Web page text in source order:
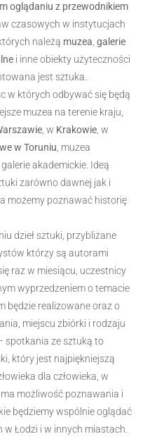
oglądaniu z przewodnikiem
czasowych w instytucjach
należą muzea galerie
i inne obiekty użyteczności
jest sztuka.
w których odbywać się będą
muzea na terenie kraju,
, w Krakowie , w
w Toruniu , muzea
akademickie. Ideą
zarówno dawnej jak i
możemy poznawać historię
dzieł sztuki, przybliżane
którzy są autorami
raz w miesiącu, uczestnicy
wyprzedzeniem o temacie
będzie realizowane oraz o
miejscu zbiórki i rodzaju
spotkania ze sztuką to
który jest najpiękniejszą
dla człowieka, w
możliwość poznawania i
będziemy wspólnie oglądać
Łodzi i w innych miastach.